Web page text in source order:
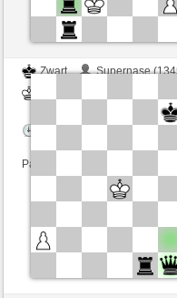
Zwart
Supernase
Speelduur: 6 minutes/side
Partij telt mee voor de ranglijst